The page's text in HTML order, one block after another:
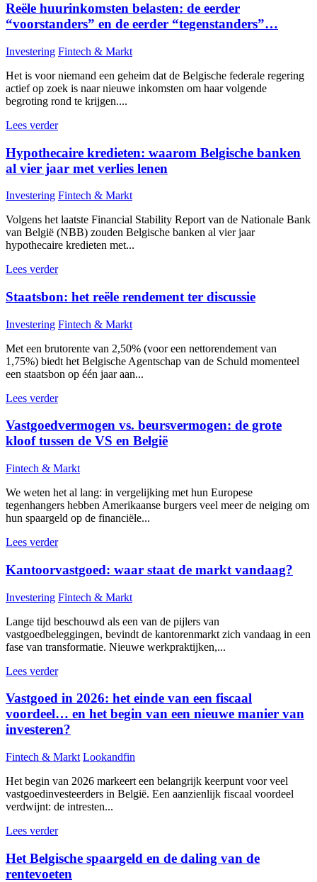
Reële huurinkomsten belasten: de eerder
“voorstanders” en de eerder “tegenstanders”…
Investering Fintech & Markt
Het is voor niemand een geheim dat de Belgische federale regering
actief op zoek is naar nieuwe inkomsten om haar volgende
begroting rond te krijgen....
Lees verder
Hypothecaire kredieten: waarom Belgische banken
al vier jaar met verlies lenen
Investering Fintech & Markt
Volgens het laatste Financial Stability Report van de Nationale Bank
van België (NBB) zouden Belgische banken al vier jaar
hypothecaire kredieten met...
Lees verder
Staatsbon: het reële rendement ter discussie
Investering Fintech & Markt
Met een brutorente van 2,50% (voor een nettorendement van
1,75%) biedt het Belgische Agentschap van de Schuld momenteel
een staatsbon op één jaar aan...
Lees verder
Vastgoedvermogen vs. beursvermogen: de grote
kloof tussen de VS en België
Fintech & Markt
We weten het al lang: in vergelijking met hun Europese
tegenhangers hebben Amerikaanse burgers veel meer de neiging om
hun spaargeld op de financiële...
Lees verder
Kantoorvastgoed: waar staat de markt vandaag?
Investering Fintech & Markt
Lange tijd beschouwd als een van de pijlers van
vastgoedbeleggingen, bevindt de kantorenmarkt zich vandaag in een
fase van transformatie. Nieuwe werkpraktijken,...
Lees verder
Vastgoed in 2026: het einde van een fiscaal
voordeel… en het begin van een nieuwe manier van
investeren?
Fintech & Markt Lookandfin
Het begin van 2026 markeert een belangrijk keerpunt voor veel
vastgoedinvesteerders in België. Een aanzienlijk fiscaal voordeel
verdwijnt: de intresten...
Lees verder
Het Belgische spaargeld en de daling van de
rentevoeten